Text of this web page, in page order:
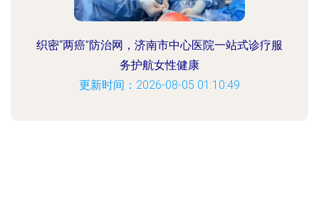
织密“两癌”防治网，济南市中心医院一站式诊疗服
务护航女性健康
更新时间：2026-08-05 01:10:49